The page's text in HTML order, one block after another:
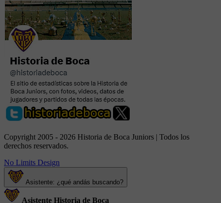
Copyright 2005 - 2026 Historia de Boca Juniors | Todos los
derechos reservados.
No Limits Design
Asistente: ¿qué andás buscando?
Asistente Historia de Boca